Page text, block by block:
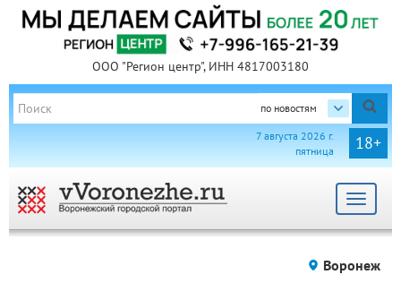
ООО "Регион центр", ИНН 4817003180
по новостям
18+
7 августа 2026 г.
пятница
Toggle
Воронеж